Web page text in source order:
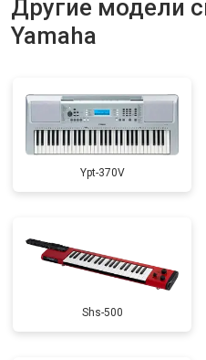
Замена экрана
Замена стоковых
Другие модели
Yamaha
Ypt-370V
Shs-500